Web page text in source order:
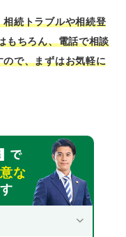
続トラブルや相続登
もちろん、電話で相談
ので、まずはお気軽に
な